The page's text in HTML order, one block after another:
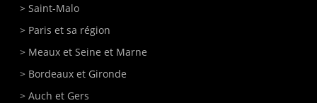
>Saint-Malo
> Paris et sa région
> Meaux et Seine et Marne
> Bordeaux et Gironde
>Auch et Gers